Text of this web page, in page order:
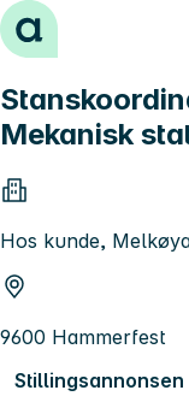
Hopp til innhold
Mekanisk
Hos kunde,
9600 Hammerfest
Stillingsannonsen